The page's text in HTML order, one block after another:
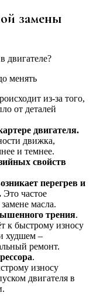
замены
двигателе?
из-за того,
от деталей
двигателя.
движка,
и темнее.
свойств
перегрев и
Это частое
масла.
трения.
к быстрому износу
худшем –
ремонт.
.
износу
двигателя в